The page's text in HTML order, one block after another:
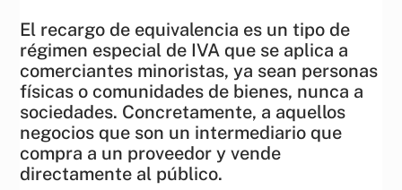
El recargo de equivalencia es un tipo de
régimen especial de IVA que se aplica a
comerciantes minoristas, ya sean personas
físicas o comunidades de bienes, nunca a
sociedades. Concretamente, a aquellos
negocios que son un intermediario que
compra a un proveedor y vende
directamente al público.